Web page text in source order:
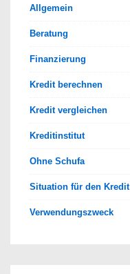
Allgemein
Beratung
Finanzierung
Kredit berechnen
Kredit vergleichen
Kreditinstitut
Ohne Schufa
Situation für den Kredit
Verwendungszweck